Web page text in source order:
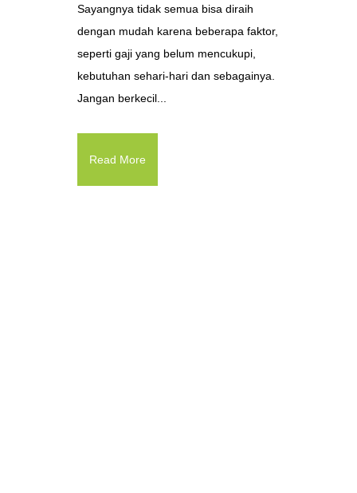
Sayangnya tidak semua bisa diraih
dengan mudah karena beberapa faktor,
seperti gaji yang belum mencukupi,
kebutuhan sehari-hari dan sebagainya.
Jangan berkecil...
Read More